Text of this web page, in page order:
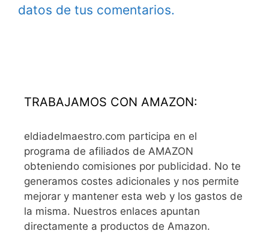
datos de tus comentarios.
TRABAJAMOS CON AMAZON:
eldiadelmaestro.com participa en el
programa de afiliados de AMAZON
obteniendo comisiones por publicidad. No te
generamos costes adicionales y nos permite
mejorar y mantener esta web y los gastos de
la misma. Nuestros enlaces apuntan
directamente a productos de Amazon.